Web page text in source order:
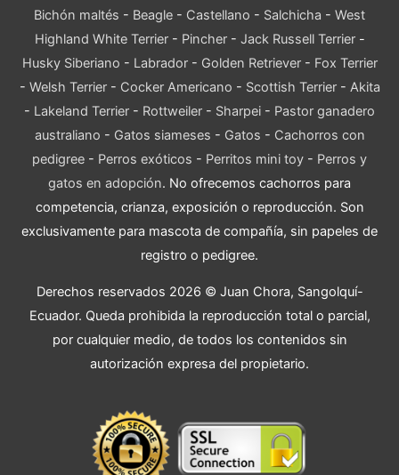
Bichón maltés - Beagle - Castellano - Salchicha - West
Highland White Terrier- Pincher- Jack Russell Terrier-
Husky Siberiano - Labrador- Golden Retriever- Fox Terrier
- Welsh Terrier- Cocker Americano - Scottish Terrier- Akita
- Lakeland Terrier - Rottweiler - Sharpei - Pastor ganadero
australiano - Gatos siameses - Gatos - Cachorros con
pedigree - Perros exóticos - Perritos mini toy - Perros y
gatos en adopción. No ofrecemos cachorros para
competencia, crianza, exposición o reproducción. Son
exclusivamente para mascota de compañía, sin papeles de
registro o pedigree.
Derechos reservados 2026 © Juan Chora, Sangolquí-
Ecuador. Queda prohibida la reproducción total o parcial,
por cualquier medio, de todos los contenidos sin
autorización expresa del propietario.